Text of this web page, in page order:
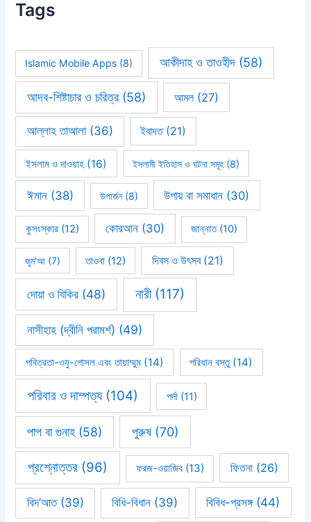
Tags
Islamic Mobile Apps (8) আকীদাহ ও তাওহীদ(58)
আদব-শিষ্টাচার ও চরিত্র(58) আমল(27)
আল্লাহ তাআলা(36) ইবাদত(21)
ইসলাম ও দাওয়াহ (16) ইসলামী ইতিহাস ও ঘটনা সমূহ(8)
ঈমান(38) উপার্জন(8) উপায় বা সমাধান (30)
কুসংস্কার(12) কোরআন (30) জান্নাত(10)
জুম'আ (7) তাওবা (12) দিবস ও উৎসব(21)
দোয়া ও যিকির (48) নারী(117)
নাসীহাহ (দ্বীনি পরামর্শ) (49)
পবিত্রতা-ওযু-গোসল এবং তায়াম্মুম (14) পরিধান বস্তু(14)
পরিবার ও দাম্পত্য(104) পর্দা(11)
পাপ বা গুনাহ(58) পুরুষ(70)
প্রশ্নোত্তর (96) ফরজ-ওয়াজিব(13) ফিতনা(26)
বিদ’আত(39) বিধি-বিধান (39) বিবিধ-প্রসঙ্গ(44)